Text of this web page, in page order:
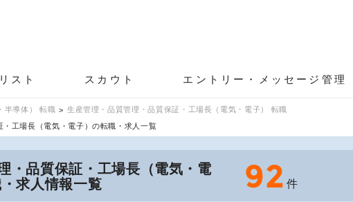
スト スカウト エントリー・メッセージ管理
半導体） 転職
生産管理・品質管理・品質保証・工場長（電気・電子） 転職
工場長（電気・電子）の転職・求人一覧
・品質保証・工場長（電気・電
求人情報一覧
92 件